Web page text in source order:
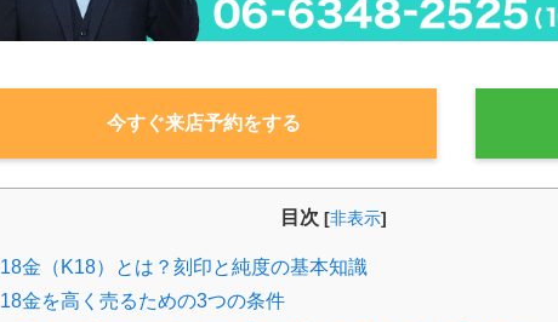
今すぐ来店予約をする
目次 [非表示]
18金（K18）とは？刻印と純度の基本知識
18金を高く売るための3つの条件